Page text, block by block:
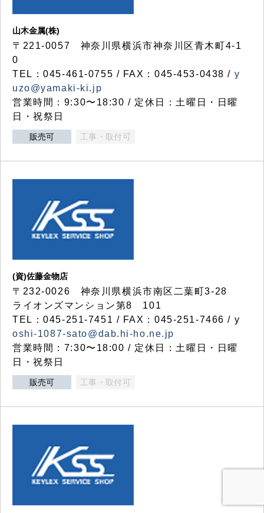
山木金属(株)
〒221-0057 神奈川県横浜市神奈川区青木町4-1
0
TEL：045-461-0755 / FAX：045-453-0438 / y
uzo@yamaki-ki.jp
営業時間：9:30〜18:30 / 定休日：土曜日・日曜
日・祝祭日
販売可 工事・取付可
(資)佐藤金物店
〒232-0026 神奈川県横浜市南区二葉町3-28
ライオンズマンション第8 101
TEL：045-251-7451 / FAX：045-251-7466 / y
oshi-1087-sato@dab.hi-ho.ne.jp
営業時間：7:30〜18:00 / 定休日：土曜日・日曜
日・祝祭日
販売可 工事・取付可